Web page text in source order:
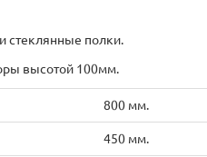
стеклянные полки.
высотой 100мм.
800 мм.
450 мм.